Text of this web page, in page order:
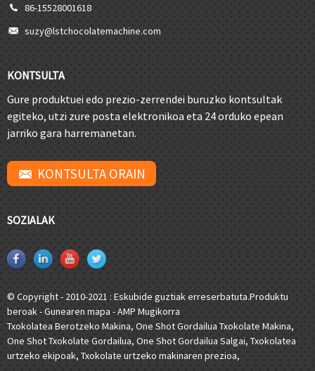
86-15528001618
suzy@lstchocolatemachine.com
KONTSULTA
Gure produktuei edo prezio-zerrendei buruzko kontsultak
egiteko, utzi zure posta elektronikoa eta 24 orduko epean
jarriko gara harremanetan.
KONTSULTA ORAIN
SOZIALAK
© Copyright - 2010-2021 : Eskubide guztiak erreserbatuta.Produktu
beroak-Gunearen mapa -AMP Mugikorra
Txokolatea Berotzeko Makina, One Shot Gordailua Txokolate Makina,
One Shot Txokolate Gordailua, One Shot Gordailua Salgai, Txokolatea
urtzeko ekipoak, Txokolate urtzeko makinaren prezioa,